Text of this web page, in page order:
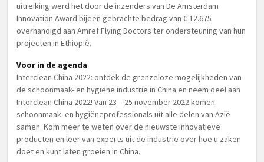
uitreiking werd het door de inzenders van De Amsterdam
Innovation Award bijeen gebrachte bedrag van € 12.675
overhandigd aan Amref Flying Doctors ter ondersteuning van hun
projecten in Ethiopië.
Voor in de agenda
Interclean China 2022: ontdek de grenzeloze mogelijkheden van
de schoonmaak- en hygiëne industrie in China en neem deel aan
Interclean China 2022! Van 23 – 25 november 2022 komen
schoonmaak- en hygiëneprofessionals uit alle delen van Azië
samen. Kom meer te weten over de nieuwste innovatieve
producten en leer van experts uit de industrie over hoe u zaken
doet en kunt laten groeien in China.